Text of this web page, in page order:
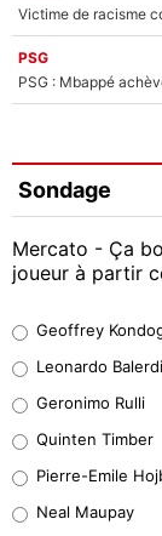
PSG
PSG : Mbappé
Sondage
Mercato - Ça
joueur à partir
38%
32%
4%
Geoffrey
Leonardo Balerdi
Geronimo Rulli
Quinten Timber
Pierre-Emile
Neal Maupay